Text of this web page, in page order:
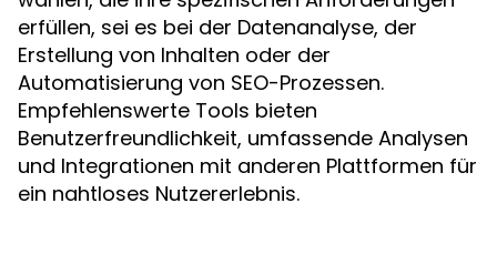
erfüllen, sei es bei der Datenanalyse, der
Erstellung von Inhalten oder der
Automatisierung von SEO-Prozessen.
Empfehlenswerte Tools bieten
Benutzerfreundlichkeit, umfassende Analysen
und Integrationen mit anderen Plattformen für
ein nahtloses Nutzererlebnis.